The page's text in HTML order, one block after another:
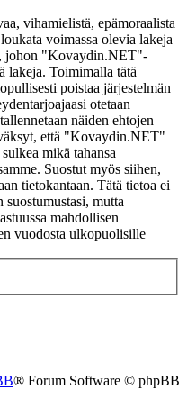
vihamielistä, epämoraalista
voimassa olevia lakeja
johon "Kovaydin.NET"-
lakeja. Toimimalla tätä
poistaa järjestelmän
otetaan
näiden ehtojen
että "Kovaydin.NET"
mikä tahansa
Suostut myös siihen,
tietokantaan. Tätä tietoa ei
mutta
mahdollisen
vuodosta ulkopuolisille
® Forum Software © phpBB